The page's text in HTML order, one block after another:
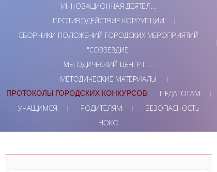
ИННОВАЦИОННАЯ ДЕЯТЕЛ...
ПРОТИВОДЕЙСТВИЕ КОРРУПЦИИ
СБОРНИКИ ПОЛОЖЕНИЙ ГОРОДСКИХ МЕРОПРИЯТИЙ
"СОЗВЕЗДИЕ"
МЕТОДИЧЕСКИЙ ЦЕНТР П...
МЕТОДИЧЕСКИЕ МАТЕРИАЛЫ
ПРОТОКОЛЫ ГОРОДСКИХ КОНКУРСОВ
ПЕДАГОГАМ
УЧАЩИМСЯ
РОДИТЕЛЯМ
БЕЗОПАСНОСТЬ
НОКО